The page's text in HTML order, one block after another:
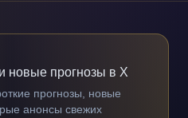
новые прогнозы в X
прогнозы, новые
анонсы свежих